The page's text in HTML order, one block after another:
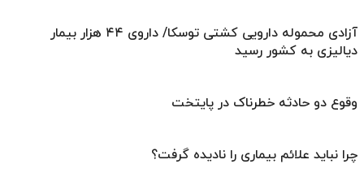
آزادی محموله دارویی کشتی توسکا/ داروی ۴۴ هزار بیمار
دیالیزی به کشور رسید
وقوع دو حادثه خطرناک در پایتخت
چرا نباید علائم بیماری را نادیده گرفت؟